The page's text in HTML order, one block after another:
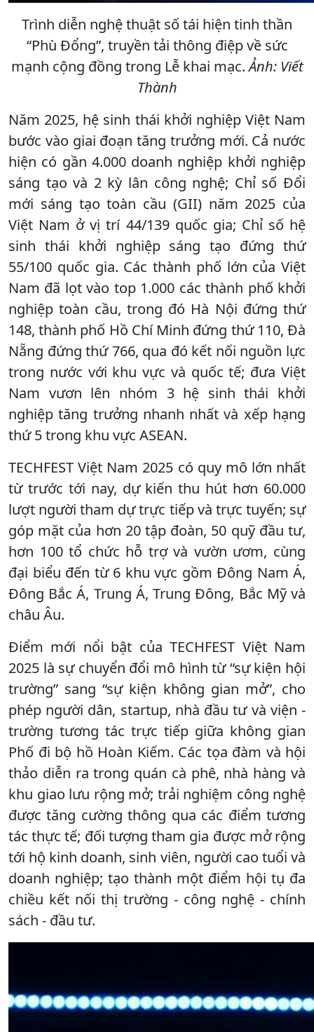
Trình diễn nghệ thuật số tái hiện tinh thần
“Phù Đổng”, truyền tải thông điệp về sức
mạnh cộng đồng trong Lễ khai mạc.Ảnh: Viết
Thành
Năm 2025, hệ sinh thái khởi nghiệp Việt Nam
bước vào giai đoạn tăng trưởng mới. Cả nước
hiện có gần 4.000 doanh nghiệp khởi nghiệp
sáng tạo và 2 kỳ lân công nghệ; Chỉ số Đổi
mới sáng tạo toàn cầu (GII) năm 2025 của
Việt Nam ở vị trí 44/139 quốc gia; Chỉ số hệ
sinh thái khởi nghiệp sáng tạo đứng thứ
55/100 quốc gia. Các thành phố lớn của Việt
Nam đã lọt vào top 1.000 các thành phố khởi
nghiệp toàn cầu, trong đó Hà Nội đứng thứ
148, thành phố Hồ Chí Minh đứng thứ 110, Đà
Nẵng đứng thứ 766, qua đó kết nối nguồn lực
trong nước với khu vực và quốc tế; đưa Việt
Nam vươn lên nhóm 3 hệ sinh thái khởi
nghiệp tăng trưởng nhanh nhất và xếp hạng
thứ 5 trong khu vực ASEAN.
TECHFEST Việt Nam 2025 có quy mô lớn nhất
từ trước tới nay, dự kiến thu hút hơn 60.000
lượt người tham dự trực tiếp và trực tuyến; sự
góp mặt của hơn 20 tập đoàn, 50 quỹ đầu tư,
hơn 100 tổ chức hỗ trợ và vườn ươm, cùng
đại biểu đến từ 6 khu vực gồm Đông Nam Á,
Đông Bắc Á, Trung Á, Trung Đông, Bắc Mỹ và
châu Âu.
Điểm mới nổi bật của TECHFEST Việt Nam
2025 là sự chuyển đổi mô hình từ “sự kiện hội
trường” sang “sự kiện không gian mở”, cho
phép người dân, startup, nhà đầu tư và viện -
trường tương tác trực tiếp giữa không gian
Phố đi bộ hồ Hoàn Kiếm. Các tọa đàm và hội
thảo diễn ra trong quán cà phê, nhà hàng và
khu giao lưu rộng mở; trải nghiệm công nghệ
được tăng cường thông qua các điểm tương
tác thực tế; đối tượng tham gia được mở rộng
tới hộ kinh doanh, sinh viên, người cao tuổi và
doanh nghiệp; tạo thành một điểm hội tụ đa
chiều kết nối thị trường - công nghệ - chính
sách - đầu tư.